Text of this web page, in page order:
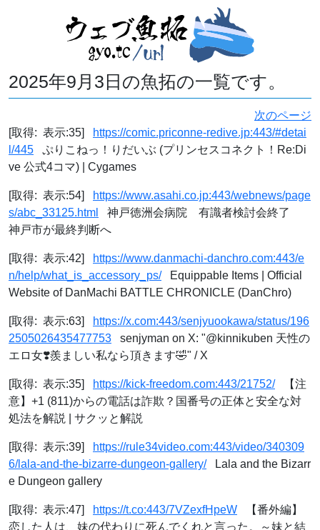
2025年9月3日の魚拓の一覧です。
次のページ
[取得: 表示:35]
https://comic.priconne-redive.jp:443/#detai
l/445 ぷりこねっ！りだいぶ (プリンセスコネクト！Re:Di
ve 公式4コマ) | Cygames
[取得: 表示:54]
https://www.asahi.co.jp:443/webnews/page
s/abc_33125.html
神戸徳洲会病院 有識者検討会終了
神戸市が最終判断へ
[取得: 表示:42]
https://www.danmachi-danchro.com:443/e
n/help/what_is_accessory_ps/Equippable Items | Official
Website of DanMachi BATTLE CHRONICLE (DanChro)
[取得: 表示:63]
https://x.com:443/senjyuookawa/status/196
2505026435477753 senjyman on X: "@kinnikuben 天性の
エロ女❣️羨ましい私なら頂きます🤣" / X
[取得: 表示:35] https://kick-freedom.com:443/21752/【注
意】+1 (811)からの電話は詐欺？国番号の正体と安全な対
処法を解説 | サクッと解説
[取得: 表示:39]
https://rule34video.com:443/video/340309
6/lala-and-the-bizarre-dungeon-gallery/Lala and the Bizarr
e Dungeon gallery
[取得: 表示:47] https://t.co:443/7VZexfHpeW 【番外編】
恋した人は、妹の代わりに死んでくれと言った。～妹と結